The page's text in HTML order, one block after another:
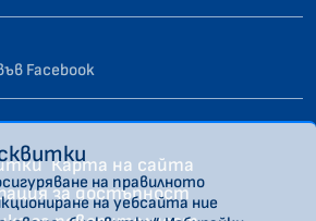
Facebook
Карта на сайта
за достъпност
на правилното
на уебсайта ние